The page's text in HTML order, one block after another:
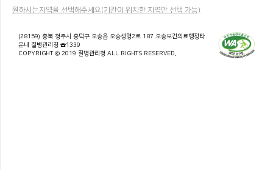
원하시는지역을 선택해주세요(기관이 위치한 지역만 선택 가능)
(28159) 충북 청주시 흥덕구 오송읍 오송생명2로 187 오송보건의료행정타
운내 질병관리청 ☎1339
COPYRIGHT © 2019 질병관리청 ALL RIGHTS RESERVED.